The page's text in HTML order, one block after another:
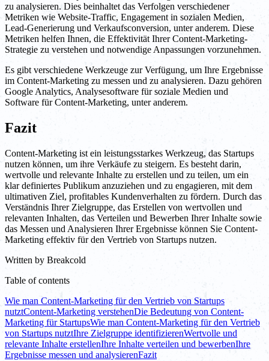
zu analysieren. Dies beinhaltet das Verfolgen verschiedener
Metriken wie Website-Traffic, Engagement in sozialen Medien,
Lead-Generierung und Verkaufsconversion, unter anderem. Diese
Metriken helfen Ihnen, die Effektivität Ihrer Content-Marketing-
Strategie zu verstehen und notwendige Anpassungen vorzunehmen.
Es gibt verschiedene Werkzeuge zur Verfügung, um Ihre Ergebnisse
im Content-Marketing zu messen und zu analysieren. Dazu gehören
Google Analytics, Analysesoftware für soziale Medien und
Software für Content-Marketing, unter anderem.
Fazit
Content-Marketing ist ein leistungsstarkes Werkzeug, das Startups
nutzen können, um ihre Verkäufe zu steigern. Es besteht darin,
wertvolle und relevante Inhalte zu erstellen und zu teilen, um ein
klar definiertes Publikum anzuziehen und zu engagieren, mit dem
ultimativen Ziel, profitables Kundenverhalten zu fördern. Durch das
Verständnis Ihrer Zielgruppe, das Erstellen von wertvollen und
relevanten Inhalten, das Verteilen und Bewerben Ihrer Inhalte sowie
das Messen und Analysieren Ihrer Ergebnisse können Sie Content-
Marketing effektiv für den Vertrieb von Startups nutzen.
Written by Breakcold
Table of contents
Wie man Content-Marketing für den Vertrieb von Startups
nutztContent-Marketing verstehenDie Bedeutung von Content-
Marketing für StartupsWie man Content-Marketing für den Vertrieb
von Startups nutztIhre Zielgruppe identifizierenWertvolle und
relevante Inhalte erstellenIhre Inhalte verteilen und bewerbenIhre
Ergebnisse messen und analysierenFazit